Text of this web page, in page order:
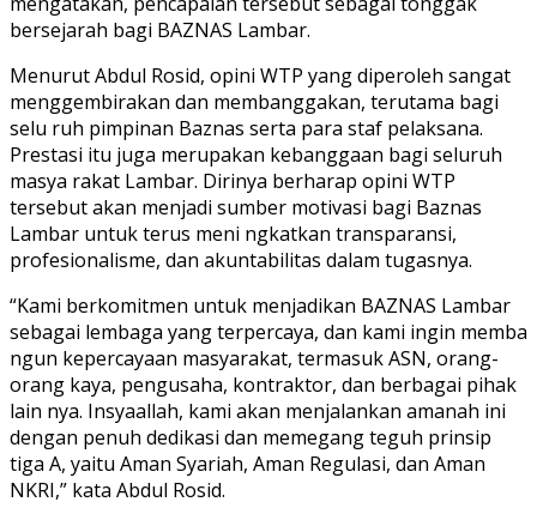
bersejarah bagi BAZNAS Lambar.
Menurut Abdul Rosid, opini WTP yang diperoleh sangat
menggembirakan dan membanggakan, terutama bagi
selu ruh pimpinan Baznas serta para staf pelaksana.
Prestasi itu juga merupakan kebanggaan bagi seluruh
masya rakat Lambar. Dirinya berharap opini WTP
tersebut akan menjadi sumber motivasi bagi Baznas
Lambar untuk terus meni ngkatkan transparansi,
profesionalisme, dan akuntabilitas dalam tugasnya.
“Kami berkomitmen untuk menjadikan BAZNAS Lambar
sebagai lembaga yang terpercaya, dan kami ingin memba
ngun kepercayaan masyarakat, termasuk ASN, orang-
orang kaya, pengusaha, kontraktor, dan berbagai pihak
lain nya. Insyaallah, kami akan menjalankan amanah ini
dengan penuh dedikasi dan memegang teguh prinsip
tiga A, yaitu Aman Syariah, Aman Regulasi, dan Aman
NKRI,” kata Abdul Rosid.